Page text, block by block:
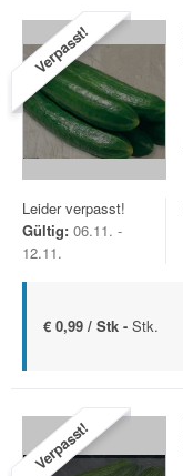
Verpasst!
Leider verpasst!
Gültig: 06.11. -
12.11.
€ 0,99 / Stk - Stk.
Verpasst!